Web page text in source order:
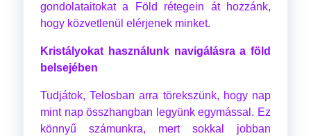
gondolataitokat a Föld rétegein át hozzánk,
hogy közvetlenül elérjenek minket.
Kristályokat használunk navigálásra a föld
belsejében
Tudjátok, Telosban arra törekszünk, hogy nap
mint nap összhangban legyünk egymással. Ez
könnyű számunkra, mert sokkal jobban